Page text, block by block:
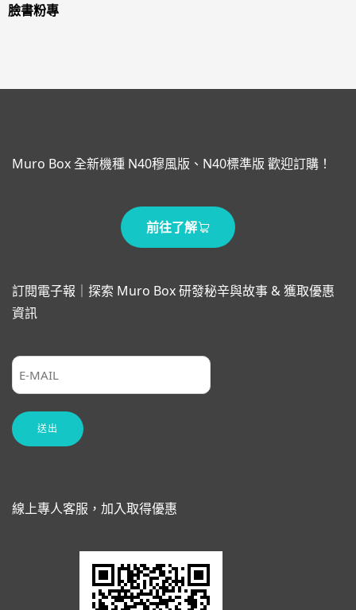
臉書粉專
Muro Box 全新機種 N40穆風版、N40標準版 歡迎訂購！
前往了解
訂閱電子報｜探索 Muro Box 研發秘辛與故事 & 獲取優惠
資訊
線上專人客服，加入取得優惠